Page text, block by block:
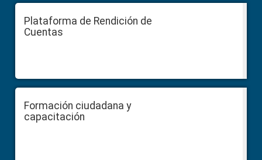
Plataforma de Rendición de
Cuentas
Formación ciudadana y
capacitación